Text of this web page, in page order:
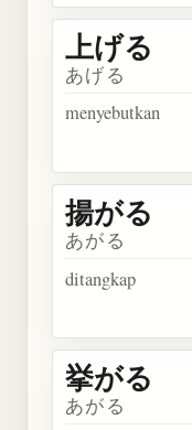
上げる
あげる
menyebutkan
揚がる
あがる
ditangkap
挙がる
あがる